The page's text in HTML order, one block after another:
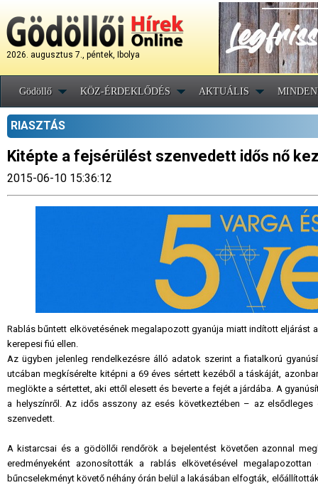
2026. augusztus 7., péntek, Ibolya
Gödöllő KÖZ-ÉRDEKLŐDÉS AKTUÁLIS
RIASZTÁS
Kitépte a fejsérülést szenvedett idős nő
2015-06-10 15:36:12
Rablás bűntett elkövetésének megalapozott gyanúja miatt indított eljárást
kerepesi fiú ellen.
Az ügyben jelenleg rendelkezésre álló adatok szerint a fiatalkorú
utcában megkísérelte kitépni a 69 éves sértett kezéből a táskáját,
meglökte a sértettet, aki ettől elesett és beverte a fejét a járdába. A
a helyszínről. Az idős asszony az esés következtében – az
szenvedett.
A kistarcsai és a gödöllői rendőrök a bejelentést követően azonnal
eredményeként azonosították a rablás elkövetésével
bűncselekményt követő néhány órán belül a lakásában elfogták,